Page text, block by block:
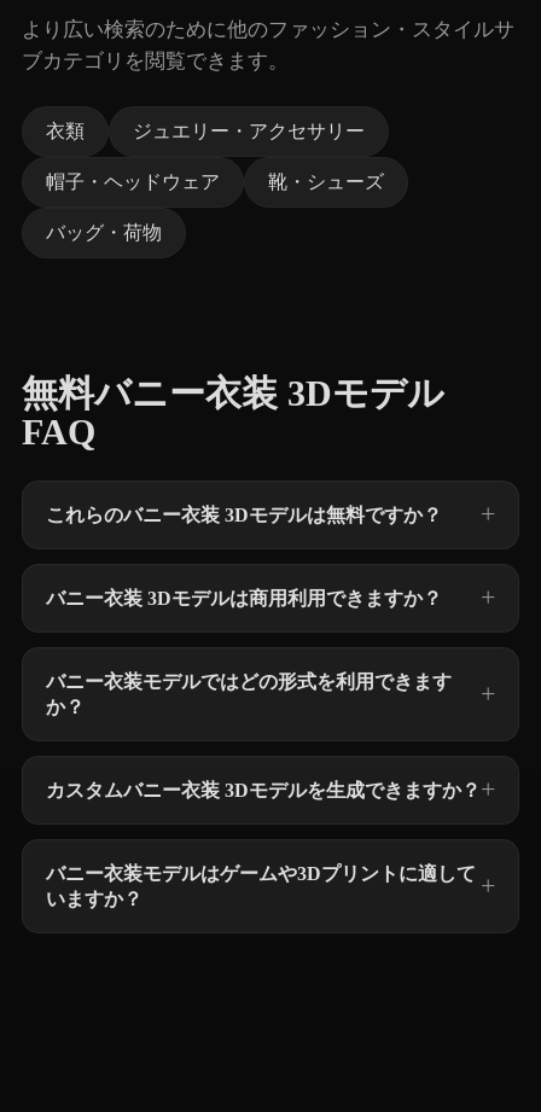
より広い検索のために他のファッション・スタイルサ
ブカテゴリを閲覧できます。
衣類 ジュエリー・アクセサリー
帽子・ヘッドウェア 靴・シューズ
バッグ・荷物
無料バニー衣装 3Dモデル
FAQ
これらのバニー衣装 3Dモデルは無料ですか？
バニー衣装 3Dモデルは商用利用できますか？
バニー衣装モデルではどの形式を利用できます
か？
カスタムバニー衣装 3Dモデルを生成できますか？
バニー衣装モデルはゲームや3Dプリントに適して
いますか？